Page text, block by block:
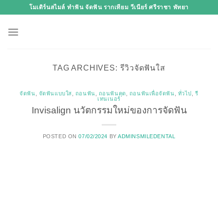
content
โมเดิร์นสไมล์ ทำฟัน จัดฟัน รากเทียม วีเนียร์ ศรีราชา พัทยา
TAG ARCHIVES: รีวิวจัดฟันใส
จัดฟัน จัดฟันแบบใส ถอนฟัน ถอนฟันคุด ถอนฟันเพื่อจัดฟัน ทั่วไป ,รี
เทนเนอร์
Invisalign นวัตกรรมใหม่ของการจัดฟัน
POSTED ON07/02/2024 BYADMINSMILEDENTAL